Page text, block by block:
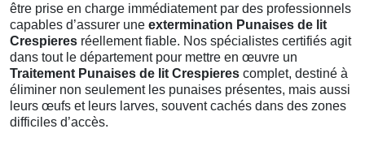
être prise en charge immédiatement par des professionnels
capables d’assurer une extermination Punaises de lit
Crespieres réellement fiable. Nos spécialistes certifiés agit
dans tout le département pour mettre en œuvre un
Traitement Punaises de lit Crespieres complet, destiné à
éliminer non seulement les punaises présentes, mais aussi
leurs œufs et leurs larves, souvent cachés dans des zones
difficiles d’accès.